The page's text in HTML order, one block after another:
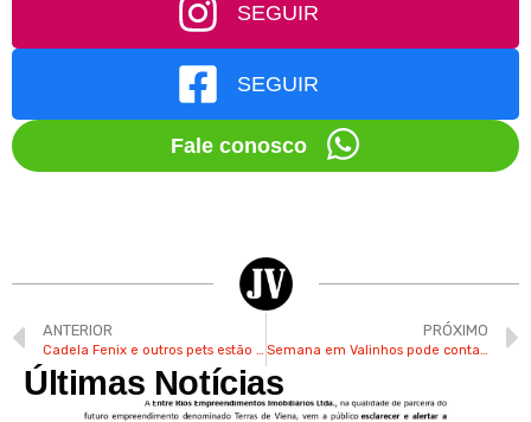
SEGUIR
SEGUIR
Fale conosco
ANTERIOR
Cadela Fenix e outros pets estão disponíveis para adoção
PRÓXIMO
Semana em Valinhos pode contar com tardes ensolaradas e altas temperaturas
Últimas Notícias